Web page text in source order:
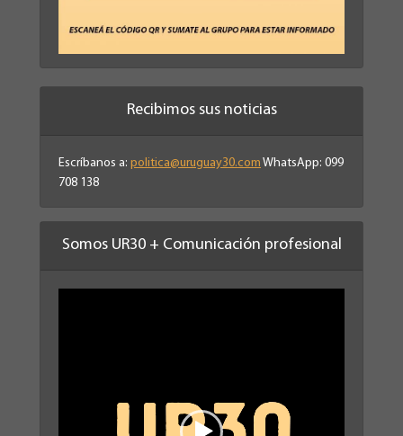
Recibimos sus noticias
Escríbanos a: politica@uruguay30.com WhatsApp: 099
708 138
Somos UR30 + Comunicación profesional